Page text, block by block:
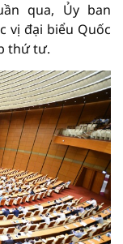
qua, Ủy ban
vị đại biểu Quốc
thứ tư.